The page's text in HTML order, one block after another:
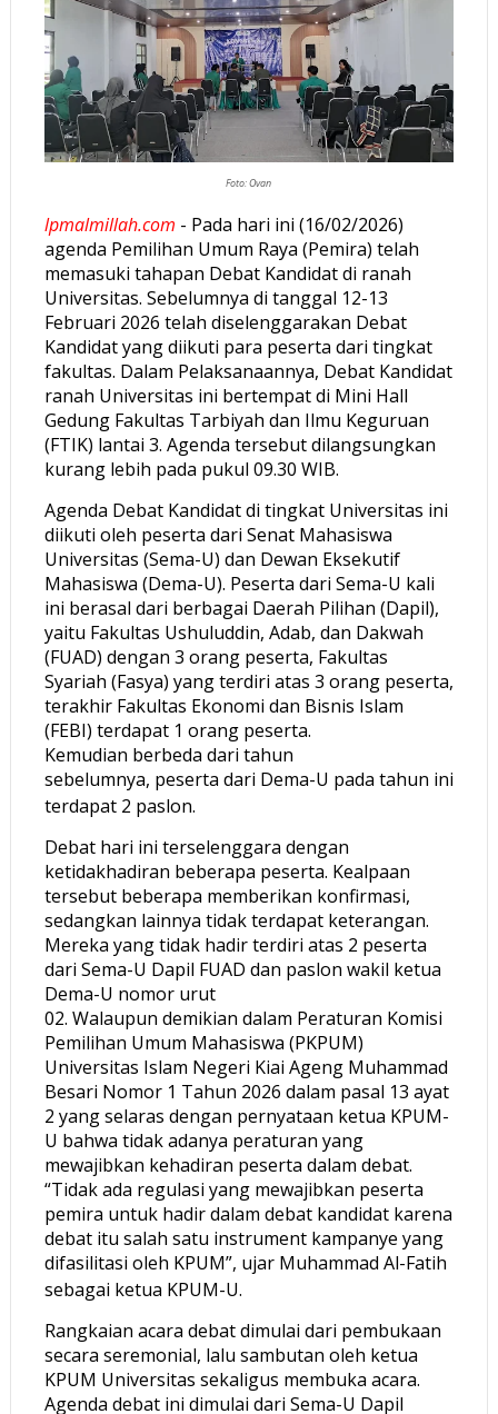
Foto: Ovan
lpmalmillah.com - Pada hari ini (16/02/2026)
agenda Pemilihan Umum Raya (Pemira) telah
memasuki tahapan Debat Kandidat di ranah
Universitas. Sebelumnya di tanggal 12-13
Februari 2026 telah diselenggarakan Debat
Kandidat yang diikuti para peserta dari tingkat
fakultas. Dalam Pelaksanaannya, Debat Kandidat
ranah Universitas ini bertempat di Mini Hall
Gedung Fakultas Tarbiyah dan Ilmu Keguruan
(FTIK) lantai 3. Agenda tersebut dilangsungkan
kurang lebih pada pukul 09.30 WIB.
Agenda Debat Kandidat di tingkat Universitas ini
diikuti oleh peserta dari Senat Mahasiswa
Universitas (Sema-U) dan Dewan Eksekutif
Mahasiswa (Dema-U). Peserta dari Sema-U kali
ini berasal dari berbagai Daerah Pilihan (Dapil),
yaitu Fakultas Ushuluddin, Adab, dan Dakwah
(FUAD) dengan 3 orang peserta, Fakultas
Syariah (Fasya) yang terdiri atas 3 orang peserta,
terakhir Fakultas Ekonomi dan Bisnis Islam
(FEBI) terdapat 1 orang peserta.
Kemudian berbeda dari tahun
sebelumnya, peserta dari Dema-U pada tahun ini
terdapat 2 paslon.
Debat hari ini terselenggara dengan
ketidakhadiran beberapa peserta. Kealpaan
tersebut beberapa memberikan konfirmasi,
sedangkan lainnya tidak terdapat keterangan.
Mereka yang tidak hadir terdiri atas 2 peserta
dari Sema-U Dapil FUAD dan paslon wakil ketua
Dema-U nomor urut
02. Walaupun demikian dalam Peraturan Komisi
Pemilihan Umum Mahasiswa (PKPUM)
Universitas Islam Negeri Kiai Ageng Muhammad
Besari Nomor 1 Tahun 2026 dalam pasal 13 ayat
2 yang selaras dengan pernyataan ketua KPUM-
U bahwa tidak adanya peraturan yang
mewajibkan kehadiran peserta dalam debat.
“Tidak ada regulasi yang mewajibkan peserta
pemira untuk hadir dalam debat kandidat karena
debat itu salah satu instrument kampanye yang
difasilitasi oleh KPUM”, ujar Muhammad Al-Fatih
sebagai ketua KPUM-U.
Rangkaian acara debat dimulai dari pembukaan
secara seremonial, lalu sambutan oleh ketua
KPUM Universitas sekaligus membuka acara.
Agenda debat ini dimulai dari Sema-U Dapil